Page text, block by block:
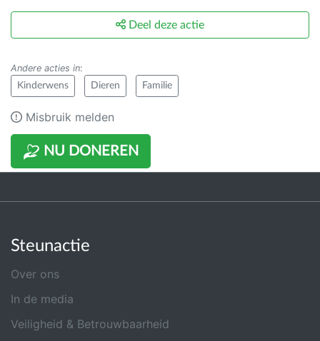
NU DONEREN
Deel deze actie
Andere acties in:
Kinderwens Dieren Familie
Misbruik melden
Steunactie
Over ons
In de media
Veiligheid & Betrouwbaarheid